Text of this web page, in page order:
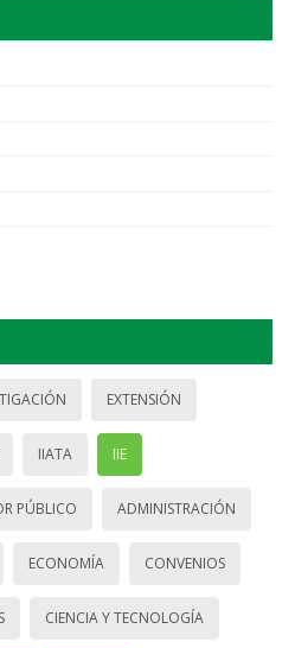
EXTENSIÓN
IIATA IIE
PÚBLICO ADMINISTRACIÓN
ECONOMÍA CONVENIOS
CIENCIA Y TECNOLOGÍA